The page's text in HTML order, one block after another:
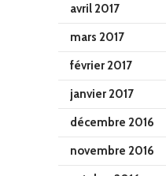
avril 2017
mars 2017
février 2017
janvier 2017
décembre 2016
novembre 2016